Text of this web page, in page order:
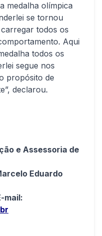
medalha olímpica
se tornou
todos os
Aqui
todos os
segue nos
propósito de
declarou.
e Assessoria de
Eduardo
mail: